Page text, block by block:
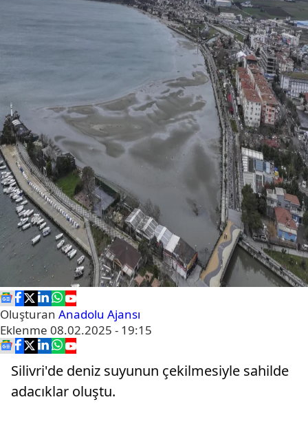
Oluşturan Anadolu Ajansı
Eklenme 08.02.2025 - 19:15
Silivri'de deniz suyunun çekilmesiyle sahilde
adacıklar oluştu.